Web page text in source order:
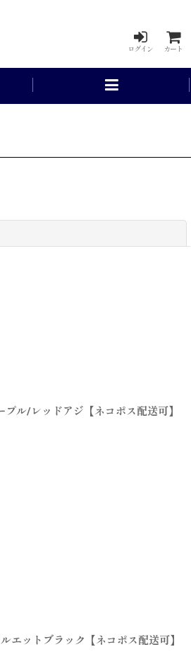
ログイン カート
ル/レッドアジ【ネコポス配送可】
エットブラック【ネコポス配送可】